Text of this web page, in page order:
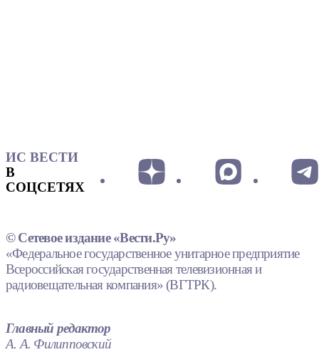
ИС ВЕСТИ
В
СОЦСЕТЯХ
© Сетевое издание «Вести.Ру»
«Федеральное государственное унитарное предприятие
Всероссийская государственная телевизионная и
радиовещательная компания» (ВГТРК).
Главный редактор
А. А. Филипповский